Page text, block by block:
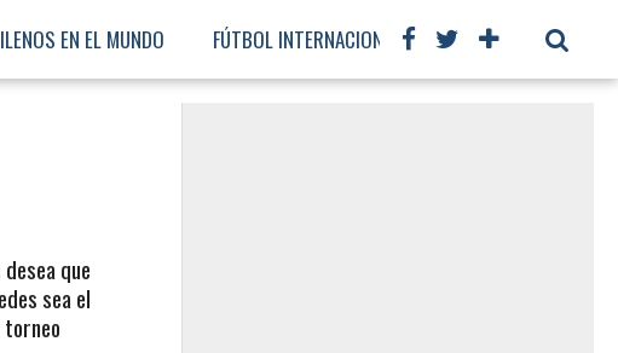
EN EL MUNDO FÚTBOL INTERNACIONAL
que
sea el